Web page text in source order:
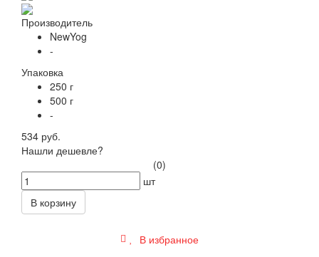
Производитель
NewYog
-
Упаковка
250 г
500 г
-
534 руб.
Нашли дешевле?
(0)
шт
В корзину
В избранное